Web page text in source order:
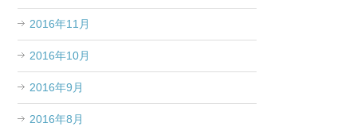
2016年11月
2016年10月
2016年9月
2016年8月